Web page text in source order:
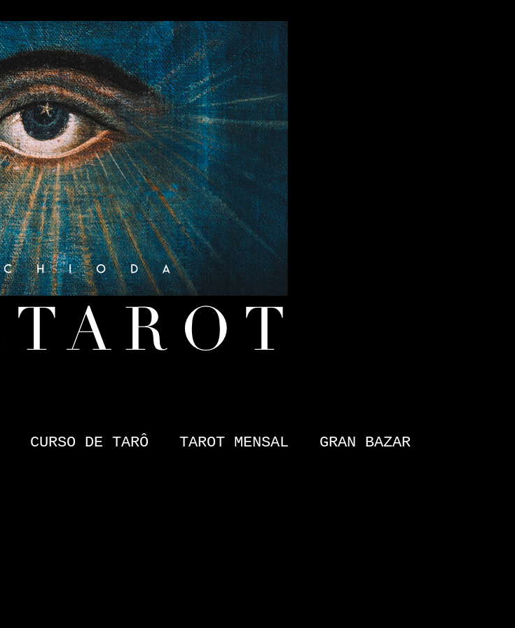
CURSO DE TARÔ TAROT MENSAL GRAN BAZAR